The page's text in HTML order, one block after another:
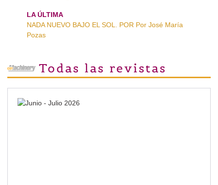
LA ÚLTIMA
NADA NUEVO BAJO EL SOL. POR Por José María
Pozas
Todas las revistas